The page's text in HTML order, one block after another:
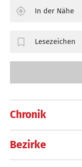
Chronik
Bezirke
In der Nähe
Lesezeichen